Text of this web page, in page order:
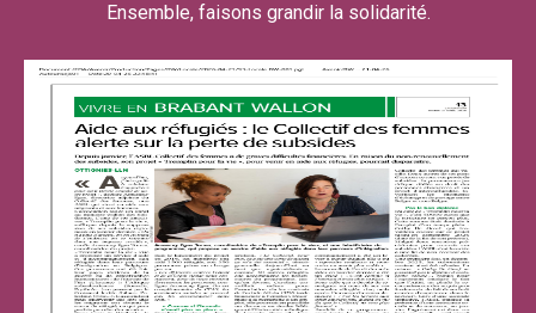
Ensemble, faisons grandir la solidarité.